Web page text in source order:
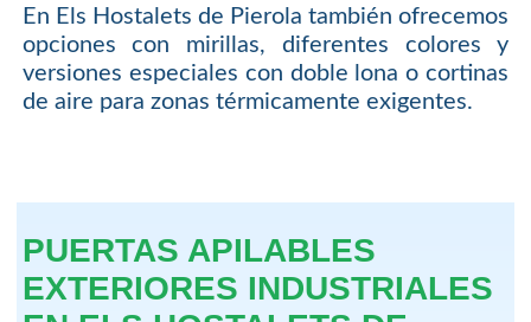
En Els Hostalets de Pierola también ofrecemos
opciones con mirillas, diferentes colores y
versiones especiales con doble lona o cortinas
de aire para zonas térmicamente exigentes.
PUERTAS APILABLES
EXTERIORES INDUSTRIALES